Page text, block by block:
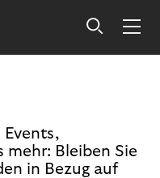
mehr: Bleiben Sie
in Bezug auf